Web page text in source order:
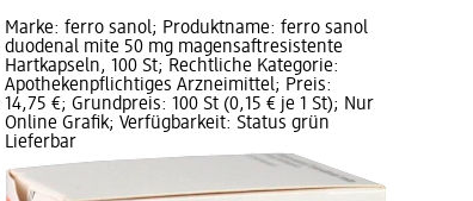
Marke: ferro sanol; Produktname: ferro sanol
duodenal mite 50 mg magensaftresistente
Hartkapseln, 100 St; Rechtliche Kategorie:
Apothekenpflichtiges Arzneimittel; Preis:
14,75 €; Grundpreis: 100 St (0,15 € je 1 St); Nur
Online Grafik; Verfügbarkeit: Status grün
Lieferbar